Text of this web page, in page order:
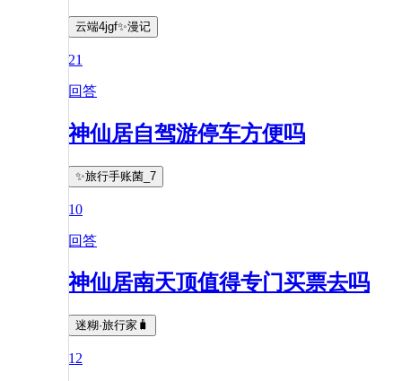
云端4jgf✨漫记
21
回答
神仙居自驾游停车方便吗
✨旅行手账菌_7
10
回答
神仙居南天顶值得专门买票去吗
迷糊·旅行家🧳
12